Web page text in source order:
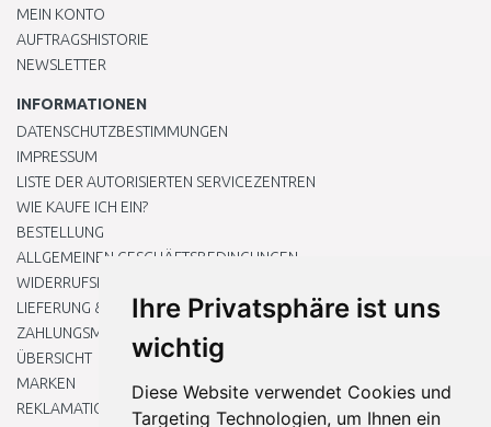
Ihre Privatsphäre ist uns
wichtig
Diese Website verwendet Cookies und
Targeting Technologien, um Ihnen ein
MEIN KONTO
AUFTRAGSHISTORIE
NEWSLETTER
INFORMATIONEN
DATENSCHUTZBESTIMMUNGEN
IMPRESSUM
LISTE DER AUTORISIERTEN SERVICEZENTREN
WIE KAUFE ICH EIN?
BESTELLUNG
ALLGEMEINEN GESCHÄFTSBEDINGUNGEN
WIDERRUFSRECHT
LIEFERUNG & ZAHLUNG
ZAHLUNGSMETHODEN
ÜBERSICHT
MARKEN
REKLAMATIONEN UND RETOUREN